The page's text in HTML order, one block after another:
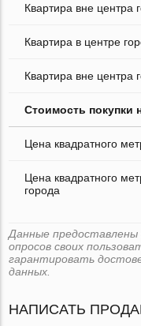
Квартира вне центра
Квартира в центре
Квартира вне центра
Стоимость покупки
Цена квадратного
Цена квадратного
города
Данные предоставлены
опросов своих
гарантировать
данных.
НАПИСАТЬ